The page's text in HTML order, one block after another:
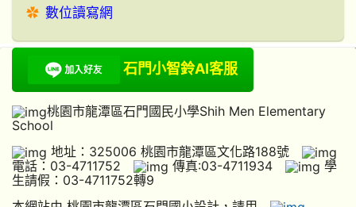
數位讀寫網
石門小智鈴AI客服
桃園市龍潭區石門國民小學Shih Men Elementary
School
地址：325006 桃園市龍潭區文化路188號
電話：03-4711752
傳真:03-4711934
學
生請假：03-4711752轉9